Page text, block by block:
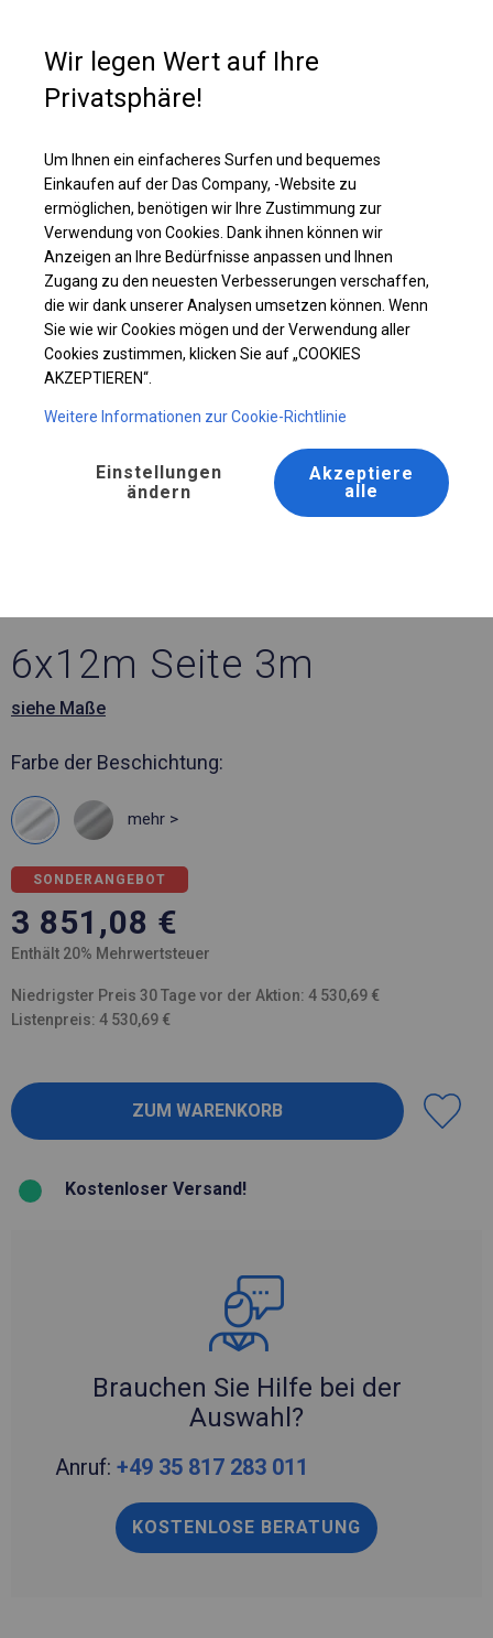
Ganzjährig geöffnete Zelthalle | 6x12 m
6x12m Seite 3m
siehe Maße
Farbe der Beschichtung:
mehr >
SONDERANGEBOT
3 851,08 €
Enthält 20% Mehrwertsteuer
Niedrigster Preis 30 Tage vor der Aktion: 4 530,69 €
Listenpreis: 4 530,69 €
Kostenloser Versand!
Brauchen Sie Hilfe bei der
Auswahl?
Anruf: +49 35 817 283 011
KOSTENLOSE BERATUNG
Wir legen Wert auf Ihre
Privatsphäre!
Um Ihnen ein einfacheres Surfen und bequemes
Einkaufen auf der Das Company, -Website zu
ermöglichen, benötigen wir Ihre Zustimmung zur
Verwendung von Cookies. Dank ihnen können wir
Anzeigen an Ihre Bedürfnisse anpassen und Ihnen
Zugang zu den neuesten Verbesserungen verschaffen,
die wir dank unserer Analysen umsetzen können. Wenn
Sie wie wir Cookies mögen und der Verwendung aller
Cookies zustimmen, klicken Sie auf „COOKIES
AKZEPTIEREN“.
Weitere Informationen zur Cookie-Richtlinie
Einstellungen
ändern
Akzeptiere
alle